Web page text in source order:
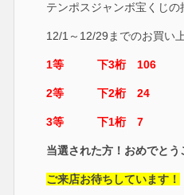
テンポスジャンボ宝くじの
12/1～12/29までのお買い
1等 下3桁 106
2等 下2桁 24
3等 下1桁 7
当選された方！おめでとう
ご来店お待ちしています！